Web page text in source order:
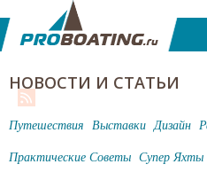
НОВОСТИ И СТАТЬИ
Путешествия Выставки Дизайн
Практические Советы Супер Яхты